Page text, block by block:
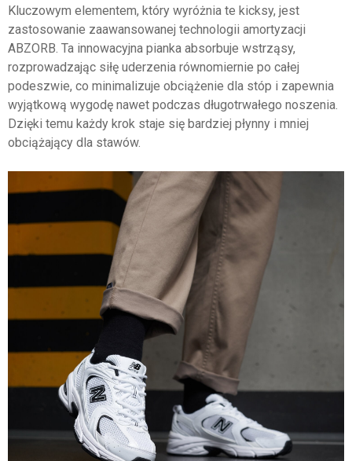
Kluczowym elementem, który wyróżnia te kicksy, jest
zastosowanie zaawansowanej technologii amortyzacji
ABZORB. Ta innowacyjna pianka absorbuje wstrząsy,
rozprowadzając siłę uderzenia równomiernie po całej
podeszwie, co minimalizuje obciążenie dla stóp i zapewnia
wyjątkową wygodę nawet podczas długotrwałego noszenia.
Dzięki temu każdy krok staje się bardziej płynny i mniej
obciążający dla stawów.